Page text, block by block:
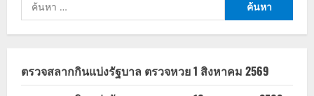
สำหรับ:
ตรวจสลากกินแบ่งรัฐบาล ตรวจหวย 1 สิงหาคม 2569